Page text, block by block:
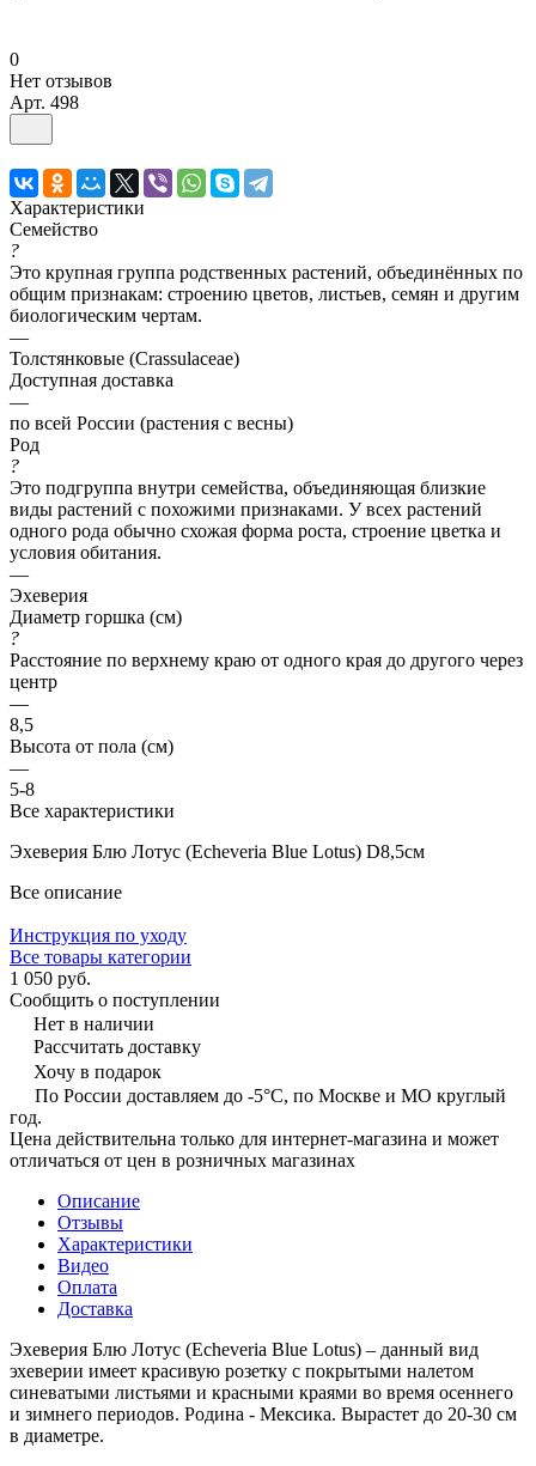
0
Нет отзывов
Арт. 498
Характеристики
Семейство
?
Это крупная группа родственных растений, объединённых по
общим признакам: строению цветов, листьев, семян и другим
биологическим чертам.
—
Толстянковые (Crassulaceae)
Доступная доставка
—
по всей России (растения с весны)
Род
?
Это подгруппа внутри семейства, объединяющая близкие
виды растений с похожими признаками. У всех растений
одного рода обычно схожая форма роста, строение цветка и
условия обитания.
—
Эхеверия
Диаметр горшка (см)
?
Расстояние по верхнему краю от одного края до другого через
центр
—
8,5
Высота от пола (см)
—
5-8
Все характеристики
Эхеверия Блю Лотус (Echeveria Blue Lotus) D8,5см
Все описание
Инструкция по уходу
Все товары категории
1 050 руб.
Сообщить о поступлении
Нет в наличии
Рассчитать доставку
Хочу в подарок
По России доставляем до -5°C, по Москве и МО круглый
год.
Цена действительна только для интернет-магазина и может
отличаться от цен в розничных магазинах
Описание
Отзывы
Характеристики
Видео
Оплата
Доставка
Эхеверия Блю Лотус (Echeveria Blue Lotus) – данный вид
эхеверии имеет красивую розетку с покрытыми налетом
синеватыми листьями и красными краями во время осеннего
и зимнего периодов. Родина - Мексика. Вырастет до 20-30 см
в диаметре.